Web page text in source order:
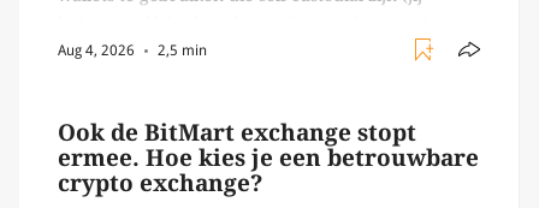
Ledger of Trezor bijvoorbeeld. Echter, op 29 juli
Aug 4, 2026 2,5 min
Ook de BitMart exchange stopt
ermee. Hoe kies je een betrouwbare
crypto exchange?